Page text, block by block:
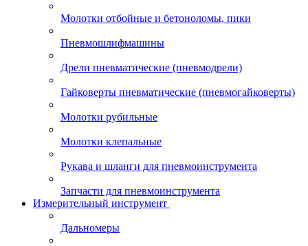
Молотки отбойные и бетоноломы, пики
Пневмошлифмашины
Дрели пневматические (пневмодрели)
Гайковерты пневматические (пневмогайковерты)
Молотки рубильные
Молотки клепальные
Рукава и шланги для пневмоинструмента
Запчасти для пневмоинструмента
Измерительный инструмент
Дальномеры